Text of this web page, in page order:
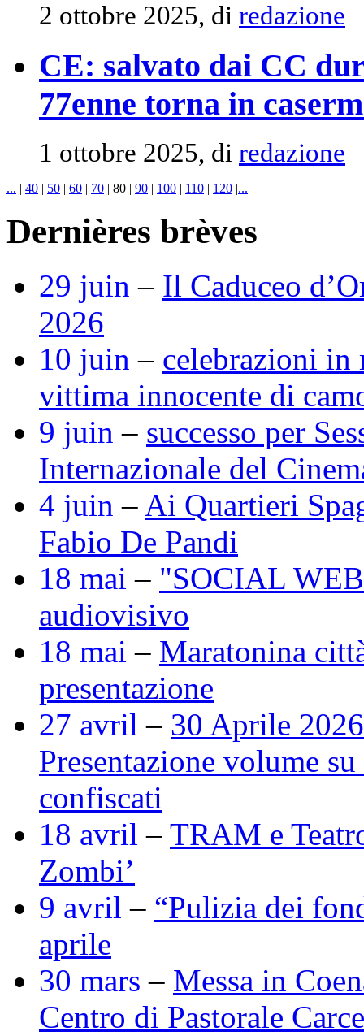
2 ottobre 2025, di redazione
CE: salvato dai CC
77enne torna in
1 ottobre 2025, di redazione
... | 40 | 50 | 60 | 70 | 80 | 90 | 100 | 110 | 120 |...
Dernières brèves
29 juin – Il Caduceo
2026
10 juin – celebrazioni
vittima innocente di
9 juin – successo per
Internazionale del
4 juin – Ai Quartieri
Fabio De Pandi
18 mai – "SOCIAL
audiovisivo
18 mai – Maratonina
presentazione
27 avril – 30 Aprile
Presentazione volume
confiscati
18 avril – TRAM e
Zombi’
9 avril – “Pulizia dei
aprile
30 mars – Messa in
Centro di Pastorale